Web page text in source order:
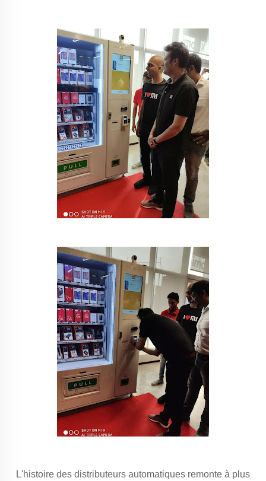
L'histoire des distributeurs automatiques remonte à plus